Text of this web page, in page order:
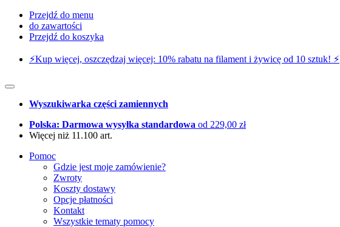
Przejdź do menu
do zawartości
Przejdź do koszyka
⚡️Kup więcej, oszczędzaj więcej: 10% rabatu na filament i żywicę od 10 sztuk! ⚡️
Wyszukiwarka części zamiennych
Polska: Darmowa wysyłka standardowa od 229,00 zł
Więcej niż 11.100 art.
Pomoc
Gdzie jest moje zamówienie?
Zwroty
Koszty dostawy
Opcje płatności
Kontakt
Wszystkie tematy pomocy